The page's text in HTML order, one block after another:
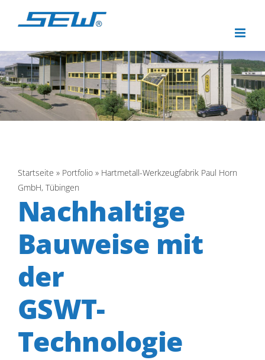
Inhalt
Startseite » Portfolio» Hartmetall-Werkzeugfabrik Paul Horn
GmbH, Tübingen
Nachhaltige
Bauweise mit
der
GSWT-
Technologie